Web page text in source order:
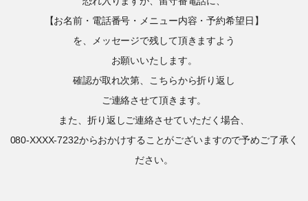
【お名前・電話番号・メニュー内容・予約希望日】
を、メッセージで残して頂きますよう
お願いいたします。
確認が取れ次第、こちらから折り返し
ご連絡させて頂きます。
また、折り返しご連絡させていただく場合、
080-XXXX-7232からおかけすることがございますので予めご了承く
ださい。